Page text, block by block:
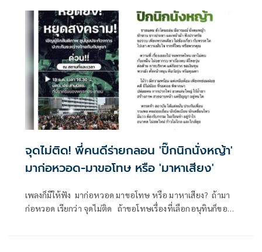
จุดไม่ติด! พี่คนดีร่ายกลอน 'ปิ๊กนิกนั่งหญ้า'
มาก่อหวอด-มาขอโทษ หรือ 'มาหาเสียง'
เพลงก็มีให้ฟัง มาก่อหวอด มาขอโทษ หรือ มาหาเสียง? ถ้ามา
ก่อหวอด เรียกว่า จุดไม่ติด ถ้าขอโทษเรื่องที่เลือกอนุทินก็ขอบ